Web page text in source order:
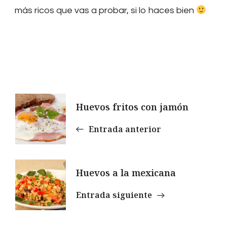
más ricos que vas a probar, si lo haces bien
Navegación
de
entradas
Huevos fritos con jamón
Entrada anterior
Huevos a la mexicana
Entrada siguiente